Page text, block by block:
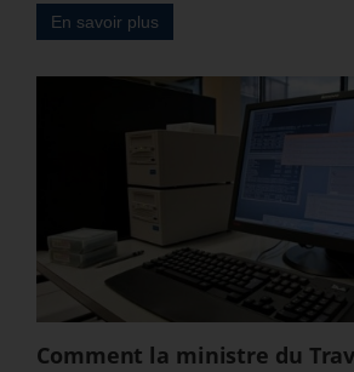
En savoir plus
Comment la ministre du